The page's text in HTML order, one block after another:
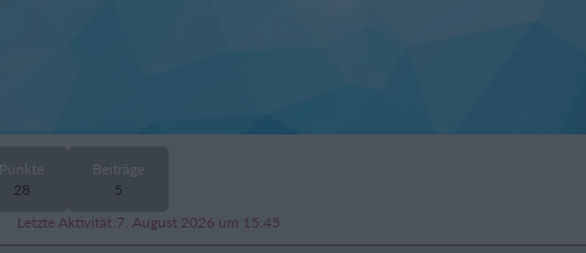
Punkte
28
Beiträge
5
Letzte Aktivität 7. August 2026 um 15:45